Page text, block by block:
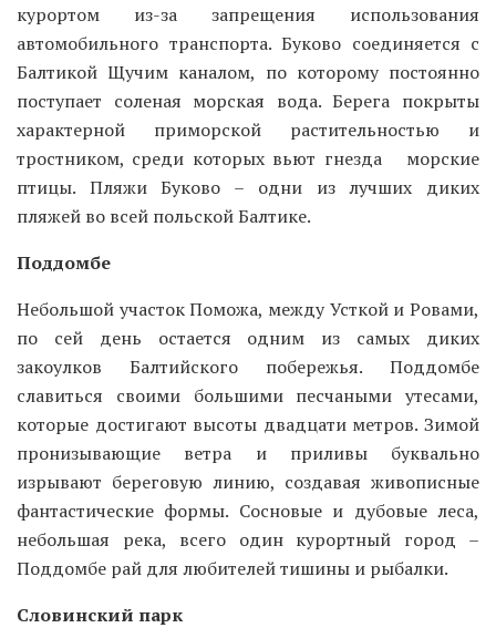
курортом из-за запрещения использования
автомобильного транспорта. Буково соединяется с
Балтикой Щучим каналом, по которому постоянно
поступает соленая морская вода. Берега покрыты
характерной приморской растительностью и
тростником, среди которых вьют гнезда морские
птицы. Пляжи Буково – одни из лучших диких
пляжей во всей польской Балтике.
Поддомбе
Небольшой участок Поможа, между Усткой и Ровами,
по сей день остается одним из самых диких
закоулков Балтийского побережья. Поддомбе
славиться своими большими песчаными утесами,
которые достигают высоты двадцати метров. Зимой
пронизывающие ветра и приливы буквально
изрывают береговую линию, создавая живописные
фантастические формы. Сосновые и дубовые леса,
небольшая река, всего один курортный город –
Поддомбе рай для любителей тишины и рыбалки.
Словинский парк